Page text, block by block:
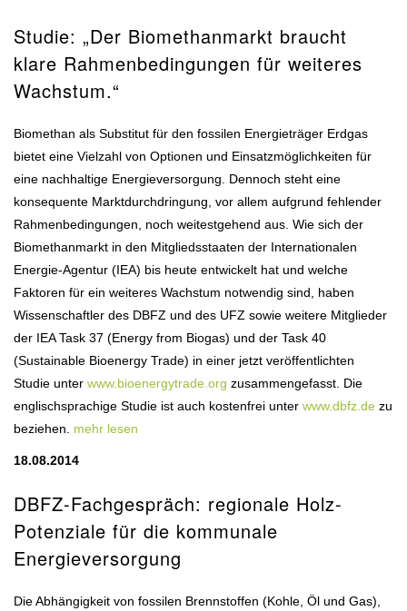
Studie: „Der Biomethanmarkt braucht
klare Rahmenbedingungen für weiteres
Wachstum.“
Biomethan als Substitut für den fossilen Energieträger Erdgas
bietet eine Vielzahl von Optionen und Einsatzmöglichkeiten für
eine nachhaltige Energieversorgung. Dennoch steht eine
konsequente Marktdurchdringung, vor allem aufgrund fehlender
Rahmenbedingungen, noch weitestgehend aus. Wie sich der
Biomethanmarkt in den Mitgliedsstaaten der Internationalen
Energie-Agentur (IEA) bis heute entwickelt hat und welche
Faktoren für ein weiteres Wachstum notwendig sind, haben
Wissenschaftler des DBFZ und des UFZ sowie weitere Mitglieder
der IEA Task 37 (Energy from Biogas) und der Task 40
(Sustainable Bioenergy Trade) in einer jetzt veröffentlichten
Studie unter www.bioenergytrade.org zusammengefasst. Die
englischsprachige Studie ist auch kostenfrei unter www.dbfz.de zu
beziehen. mehr lesen
18.08.2014
DBFZ-Fachgespräch: regionale Holz-
Potenziale für die kommunale
Energieversorgung
Die Abhängigkeit von fossilen Brennstoffen (Kohle, Öl und Gas),